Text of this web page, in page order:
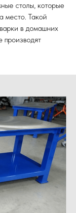
столы, которые
место. Такой
в домашних
производят